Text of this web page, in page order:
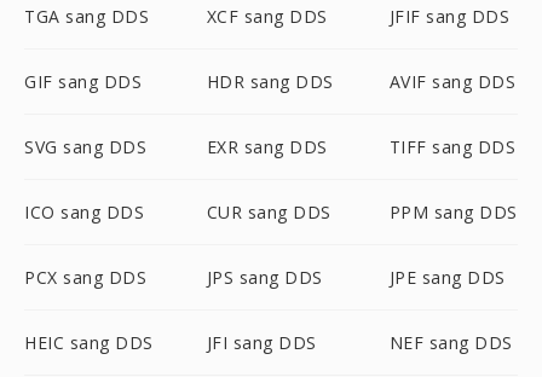
TGA sang DDS XCF sang DDS JFIF sang DDS
GIF sang DDS HDR sang DDS AVIF sang DDS
SVG sang DDS EXR sang DDS TIFF sang DDS
ICO sang DDS CUR sang DDS PPM sang DDS
PCX sang DDS JPS sang DDS JPE sang DDS
HEIC sang DDS JFI sang DDS NEF sang DDS